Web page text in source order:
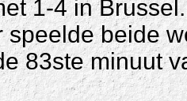
1-4 in Brussel.
speelde beide
83ste minuut